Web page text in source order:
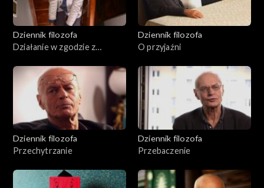
Dziennik filozofa
Działanie w zgodzie z
Dziennik filozofa
O przyjaźni
Dziennik filozofa
Przechytrzanie
Dziennik filozofa
Przebaczenie